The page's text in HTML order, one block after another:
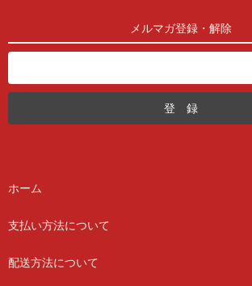
メルマガ登録・解除
ホーム
支払い方法について
配送方法について